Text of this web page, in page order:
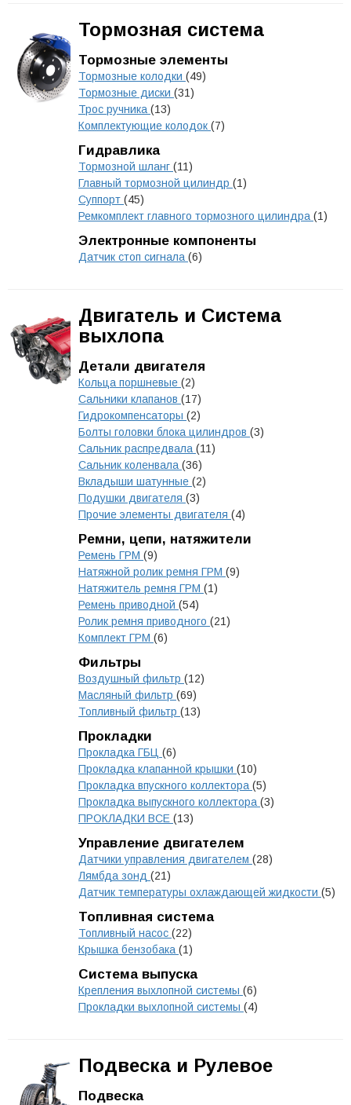
Тормозная система
Тормозные элементы
Тормозные колодки (49)
Тормозные диски (31)
Трос ручника (13)
Комплектующие колодок (7)
Гидравлика
Тормозной шланг (11)
Главный тормозной цилиндр (1)
Суппорт (45)
Ремкомплект главного тормозного цилиндра (1)
Электронные компоненты
Датчик стоп сигнала (6)
Двигатель и Система
выхлопа
Детали двигателя
Кольца поршневые (2)
Сальники клапанов (17)
Гидрокомпенсаторы (2)
Болты головки блока цилиндров (3)
Сальник распредвала (11)
Сальник коленвала (36)
Вкладыши шатунные (2)
Подушки двигателя (3)
Прочие элементы двигателя (4)
Ремни, цепи, натяжители
Ремень ГРМ (9)
Натяжной ролик ремня ГРМ (9)
Натяжитель ремня ГРМ (1)
Ремень приводной (54)
Ролик ремня приводного (21)
Комплект ГРМ (6)
Фильтры
Воздушный фильтр (12)
Масляный фильтр (69)
Топливный фильтр (13)
Прокладки
Прокладка ГБЦ (6)
Прокладка клапанной крышки (10)
Прокладка впускного коллектора (5)
Прокладка выпускного коллектора (3)
ПРОКЛАДКИ ВСЕ (13)
Управление двигателем
Датчики управления двигателем (28)
Лямбда зонд (21)
Датчик температуры охлаждающей жидкости (5)
Топливная система
Топливный насос (22)
Крышка бензобака (1)
Система выпуска
Крепления выхлопной системы (6)
Прокладки выхлопной системы (4)
Подвеска и Рулевое
Подвеска